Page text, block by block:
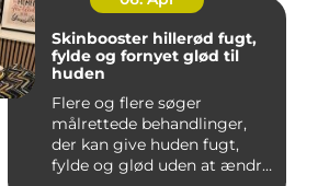
Skinbooster hillerød fugt,
fylde og fornyet glød til
huden
Flere og flere søger
målrettede behandlinger,
der kan give huden fugt,
fylde og glød uden at ændre